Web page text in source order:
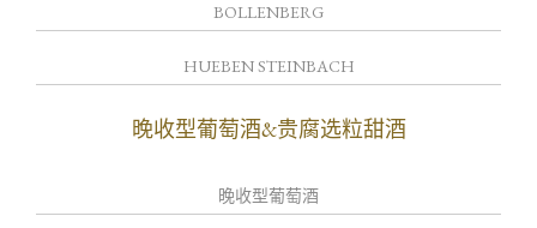
BOLLENBERG
HUEBEN STEINBACH
晚收型葡萄酒&贵腐选粒甜酒
晚收型葡萄酒